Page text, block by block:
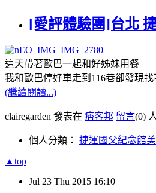
[愛評體驗團]台北
這天帶著歐巴一起和好姊妹用餐
我和歐巴停好車走到116巷卻發現
(繼續閱讀...)
clairegarden 發表在 痞客邦 留言(0)
個人分類： 捷運國父紀念館
▲top
Jul 23 Thu 2015 16:10